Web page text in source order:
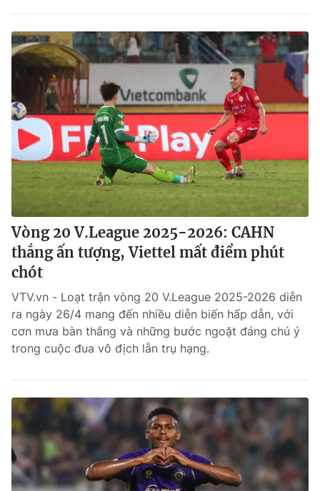
Vòng 20 V.League 2025-2026: CAHN
thắng ấn tượng, Viettel mất điểm phút
chót
VTV.vn - Loạt trận vòng 20 V.League 2025-2026 diễn
ra ngày 26/4 mang đến nhiều diễn biến hấp dẫn, với
cơn mưa bàn thắng và những bước ngoặt đáng chú ý
trong cuộc đua vô địch lẫn trụ hạng.